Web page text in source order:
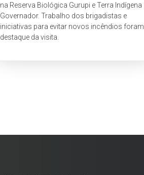
na Reserva Biológica Gurupi e Terra Indígena
Governador. Trabalho dos brigadistas e
iniciativas para evitar novos incêndios foram
destaque da visita.